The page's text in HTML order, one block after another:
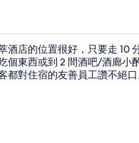
酒店的位置很好，只要走 10
個東西或到 2 間酒吧/酒廊小
都對住宿的友善員工讚不絕口